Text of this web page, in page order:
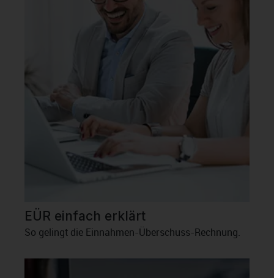
EÜR einfach erklärt
So gelingt die Einnahmen-Überschuss-Rechnung.